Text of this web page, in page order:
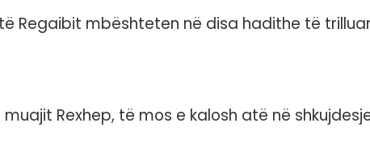
Regaibit mbështeten në disa hadithe të
Rexhep, të mos e kalosh atë në